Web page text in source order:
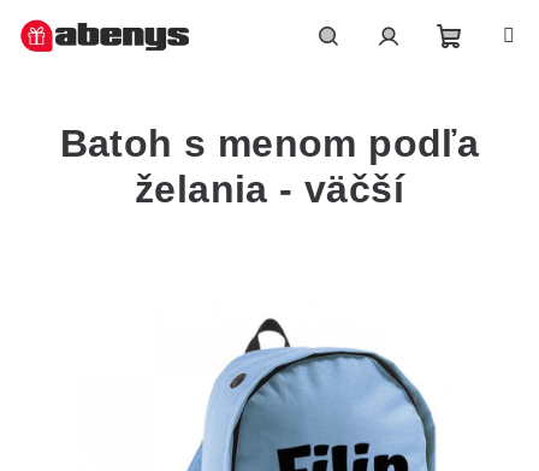
košík
Batoh s menom podľa
želania - väčší